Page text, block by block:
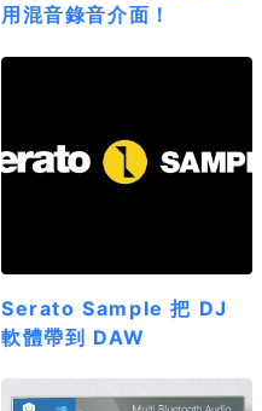
用混音錄音介面！
Serato Sample 把 DJ
軟體帶到 DAW